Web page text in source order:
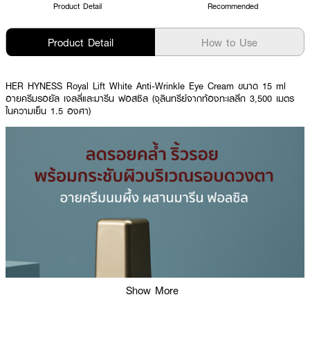
Product Detail Recommended
Product Detail How to Use
HER HYNESS Royal Lift White Anti-Wrinkle Eye Cream ขนาด 15 ml
อายครีมรอยัล เจลลี่และมารีน ฟอสซิล (จุลินทรีย์จากท้องทะเลลึก 3,500 เมตร
ในความเย็น 1.5 องศา)
Show More